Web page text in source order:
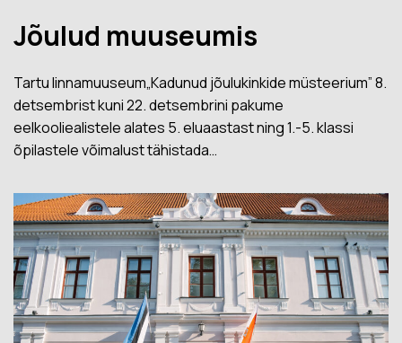
Jõulud muuseumis
Tartu linnamuuseum„Kadunud jõulukinkide müsteerium” 8.
detsembrist kuni 22. detsembrini pakume
eelkooliealistele alates 5. eluaastast ning 1.-5. klassi
õpilastele võimalust tähistada…